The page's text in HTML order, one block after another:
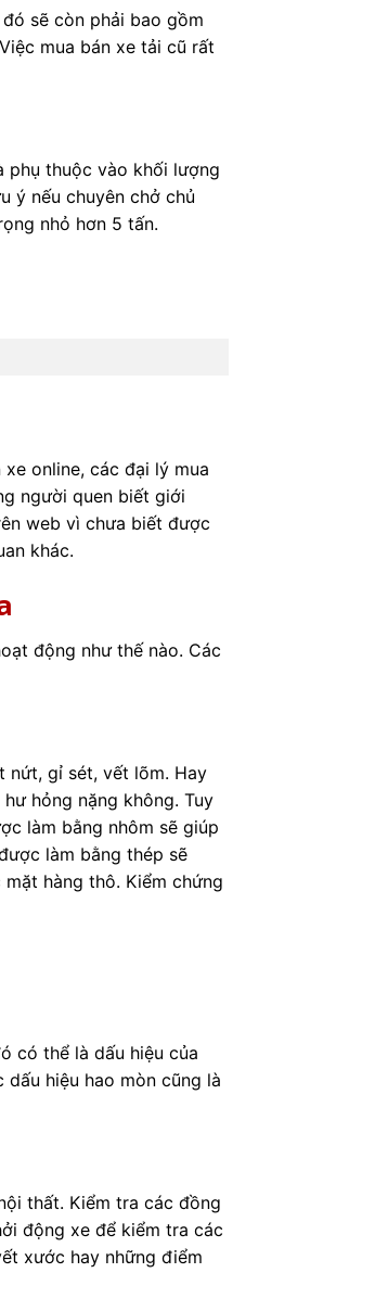
sẽ còn phải bao gồm
mua bán xe tải cũ rất
phụ thuộc vào khối lượng
ý nếu chuyên chở chủ
nhỏ hơn 5 tấn.
online, các đại lý mua
người quen biết giới
web vì chưa biết được
khác.
động như thế nào. Các
nứt, gỉ sét, vết lõm. Hay
hỏng nặng không. Tuy
làm bằng nhôm sẽ giúp
làm bằng thép sẽ
hàng thô. Kiểm chứng
có thể là dấu hiệu của
hiệu hao mòn cũng là
thất. Kiểm tra các đồng
động xe để kiểm tra các
xước hay những điểm